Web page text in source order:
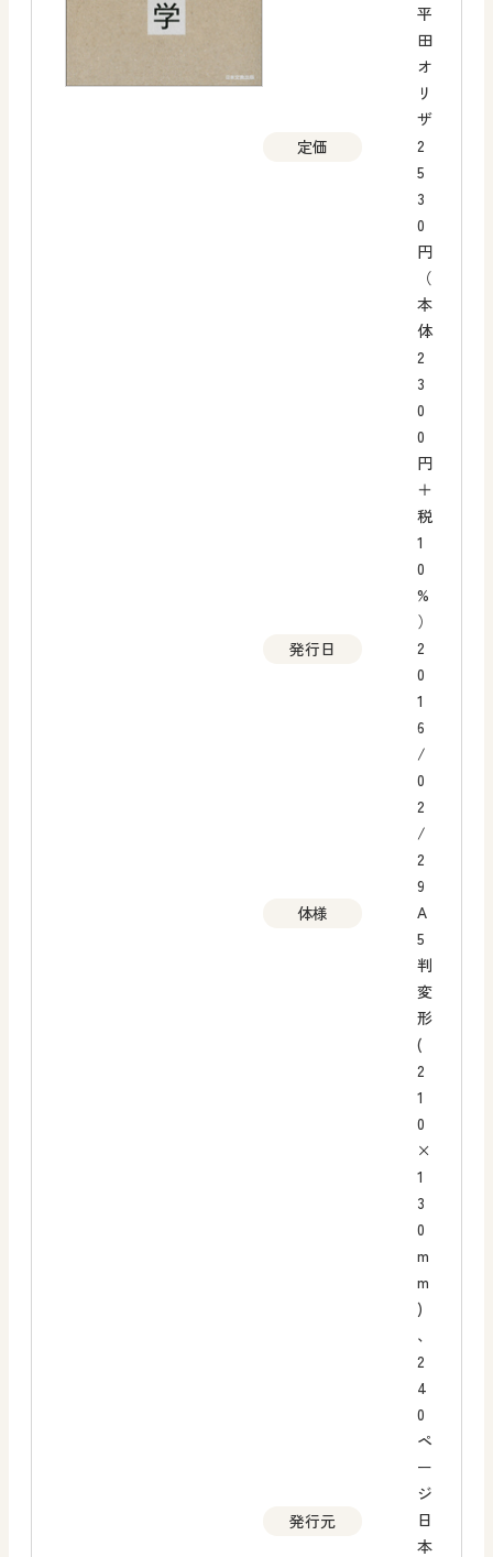
平
田
オ
リ
ザ
定価
2
5
3
0
円
（
本
体
2
3
0
0
円
＋
税
1
0
%
）
発行日
2
0
1
6
/
0
2
/
2
9
体様
A
5
判
変
形
(
2
1
0
×
1
3
0
m
m
)
、
2
4
0
ペ
ー
ジ
発行元
日
本